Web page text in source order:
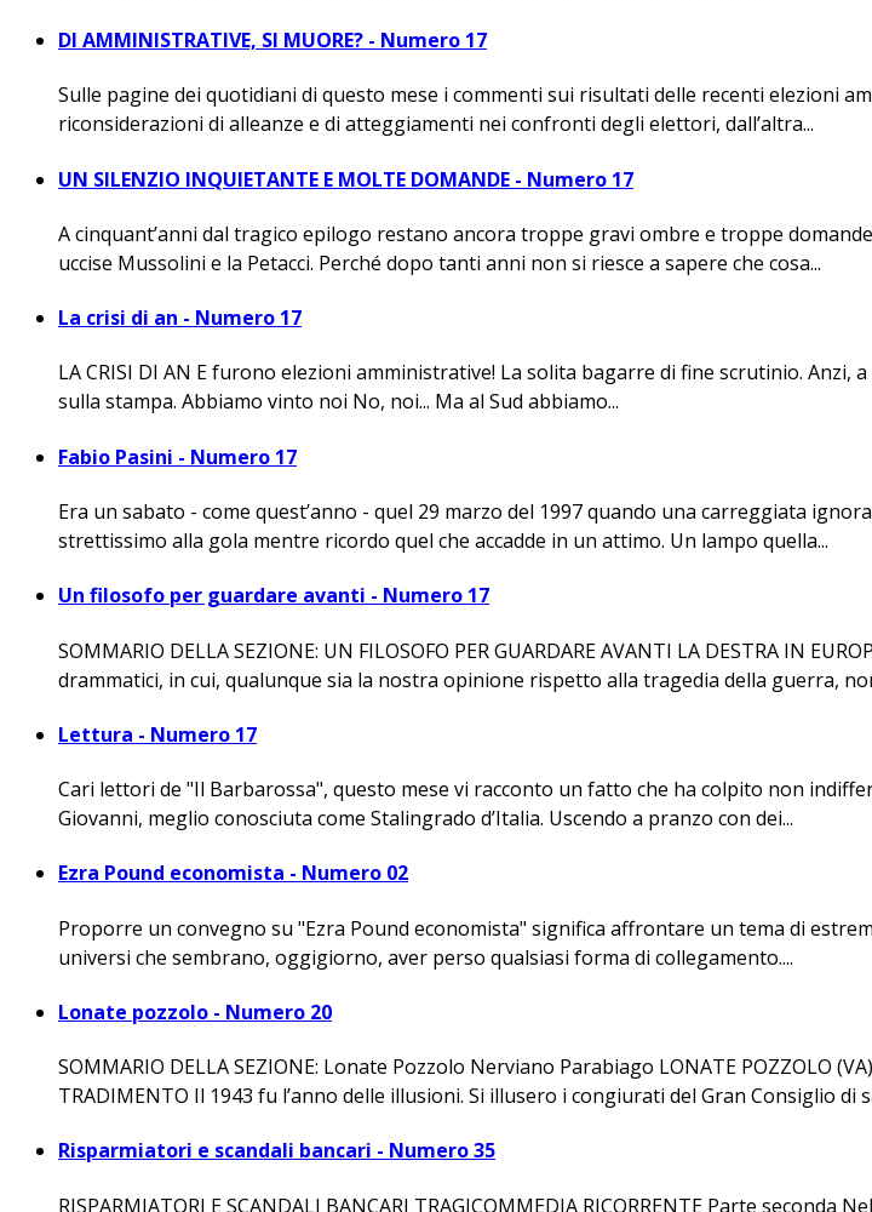
DI AMMINISTRATIVE, SI MUORE? - Numero 17
Sulle pagine dei quotidiani di questo mese i commenti sui risultati delle recenti elezioni
riconsiderazioni di alleanze e di atteggiamenti nei confronti degli elettori, dall’altra...
UN SILENZIO INQUIETANTE E MOLTE DOMANDE - Numero 17
A cinquant’anni dal tragico epilogo restano ancora troppe gravi ombre e troppe
uccise Mussolini e la Petacci. Perché dopo tanti anni non si riesce a sapere che cosa...
La crisi di an - Numero 17
LA CRISI DI AN E furono elezioni amministrative! La solita bagarre di fine scrutinio.
sulla stampa. Abbiamo vinto noi No, noi... Ma al Sud abbiamo...
Fabio Pasini - Numero 17
Era un sabato - come quest’anno - quel 29 marzo del 1997 quando una carreggiata
strettissimo alla gola mentre ricordo quel che accadde in un attimo. Un lampo quella...
Un filosofo per guardare avanti - Numero 17
SOMMARIO DELLA SEZIONE: UN FILOSOFO PER GUARDARE AVANTI LA DESTRA IN
drammatici, in cui, qualunque sia la nostra opinione rispetto alla tragedia della guerra,
Lettura - Numero 17
Cari lettori de "Il Barbarossa", questo mese vi racconto un fatto che ha colpito non
Giovanni, meglio conosciuta come Stalingrado d’Italia. Uscendo a pranzo con dei...
Ezra Pound economista - Numero 02
Proporre un convegno su "Ezra Pound economista" significa affrontare un tema di
universi che sembrano, oggigiorno, aver perso qualsiasi forma di collegamento....
Lonate pozzolo - Numero 20
SOMMARIO DELLA SEZIONE: Lonate Pozzolo Nerviano Parabiago LONATE POZZOLO
TRADIMENTO Il 1943 fu l’anno delle illusioni. Si illusero i congiurati del Gran Consiglio di
Risparmiatori e scandali bancari - Numero 35
RISPARMIATORI E SCANDALI BANCARI TRAGICOMMEDIA RICORRENTE Parte